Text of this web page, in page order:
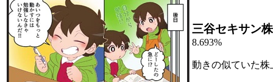
三谷セキサン
8.693%
動きの似ていた